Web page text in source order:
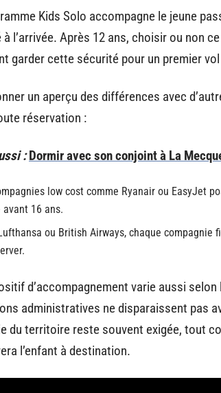
Kids Solo accompagne le jeune
à l’arrivée. Après 12 ans, choisir ou non
garder cette sécurité pour un premier
un aperçu des différences avec
réservation :
: Dormir avec son conjoint à La
low cost comme Ryanair ou EasyJet
avant 16 ans.
ou British Airways, chaque
d’accompagnement varie aussi
administratives ne disparaissent pas
du territoire reste souvent exigée, tout
l’enfant à destination.